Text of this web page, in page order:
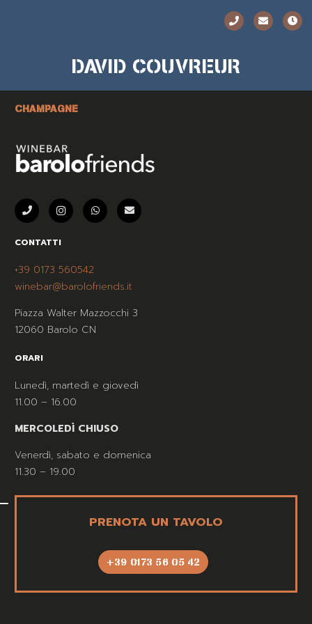
DAVID COUVREUR
CHAMPAGNE
CONTATTI
+39 0173 560542
winebar@barolofriends.it
Piazza Walter Mazzocchi 3
12060 Barolo CN
ORARI
Lunedì, martedì e giovedì
11.00 – 16.00
MERCOLEDÌ CHIUSO
Venerdì, sabato e domenica
11.30 – 19.00
PRENOTA UN TAVOLO
+39 0173 56 05 42